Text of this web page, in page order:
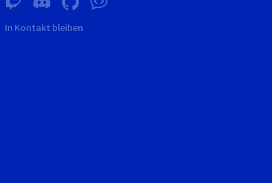
In Kontakt bleiben